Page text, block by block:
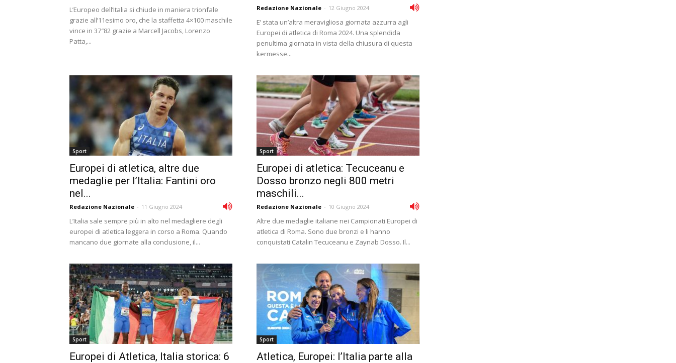
L’Europeo dell’Italia si chiude in maniera trionfale
grazie all’11esimo oro, che la staffetta 4×100 maschile
vince in 37″82 grazie a Marcell Jacobs, Lorenzo
Patta,...
Redazione Nazionale - 12 Giugno 2024
E’ stata un’altra meravigliosa giornata azzurra agli
Europei di atletica di Roma 2024. Una splendida
penultima giornata in vista della chiusura di questa
kermesse...
Sport
Europei di atletica, altre due
medaglie per l’Italia: Fantini oro
nel...
Redazione Nazionale - 11 Giugno 2024
L’Italia sale sempre più in alto nel medagliere degli
europei di atletica leggera in corso a Roma. Quando
mancano due giornate alla conclusione, il...
Sport
Europei di atletica: Tecuceanu e
Dosso bronzo negli 800 metri
maschili...
Redazione Nazionale - 10 Giugno 2024
Altre due medaglie italiane nei Campionati Europei di
atletica di Roma. Sono due bronzi e li hanno
conquistati Catalin Tecuceanu e Zaynab Dosso. Il...
Sport
Europei di Atletica, Italia storica: 6
Sport
Atletica, Europei: l’Italia parte alla